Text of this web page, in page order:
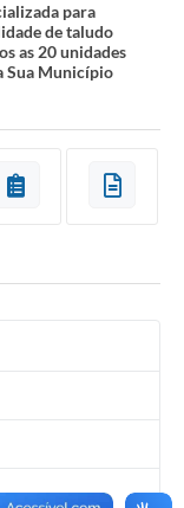
para
de taludo
as 20 unidades
Sua Município